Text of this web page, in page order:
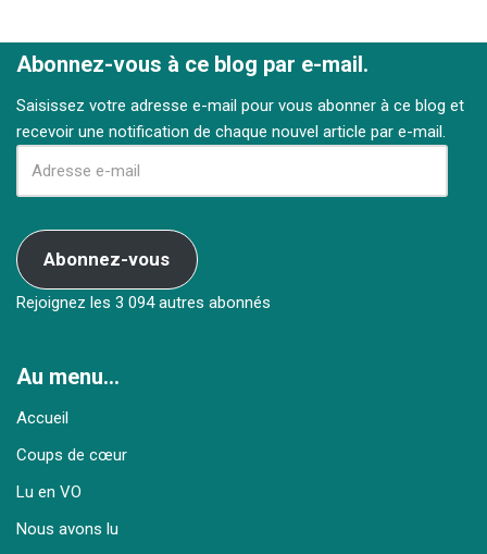
Abonnez-vous à ce blog par e-mail.
Saisissez votre adresse e-mail pour vous abonner à ce blog et
recevoir une notification de chaque nouvel article par e-mail.
Abonnez-vous
Rejoignez les 3 094 autres abonnés
Au menu…
Accueil
Coups de cœur
Lu en VO
Nous avons lu